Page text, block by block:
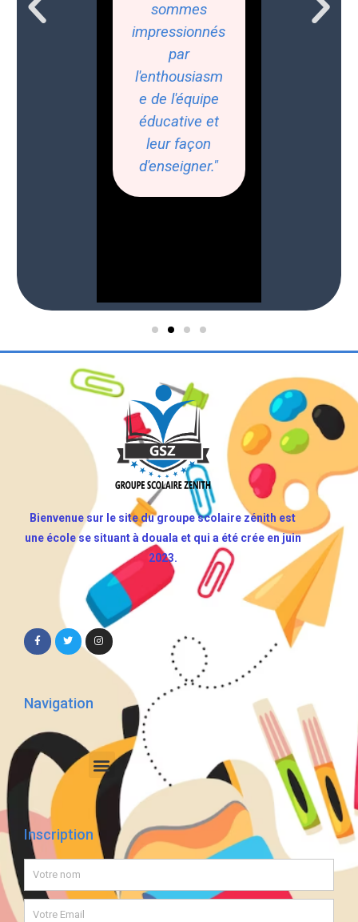
sommes
impressionnés
par
l'enthousiasm
e de l'équipe
éducative et
leur façon
d'enseigner."
Bienvenue sur le site du groupe scolaire zénith est
une école se situant à douala et qui a été crée en juin
2023.
Navigation
Inscription